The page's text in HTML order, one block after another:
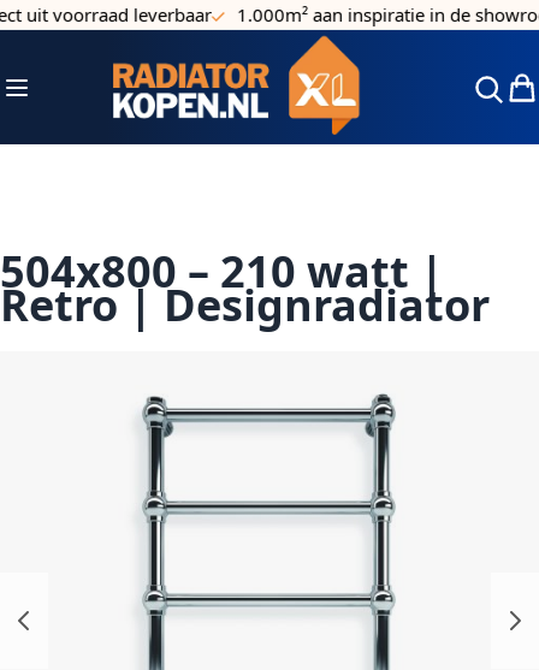
Ga naar de inhoud
uit voorraad leverbaar 1.000m² aan inspiratie in de
Toggle Nav
504x800 – 210 watt |
Retro | Designradiator